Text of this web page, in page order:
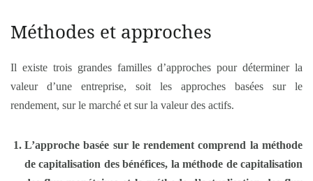
Méthodes et approches
Il existe trois grandes familles d’approches pour déterminer la
valeur d’une entreprise, soit les approches basées sur le
rendement, sur le marché et sur la valeur des actifs.
L’approche basée sur le rendement comprend la méthode
de capitalisation des bénéfices, la méthode de capitalisation